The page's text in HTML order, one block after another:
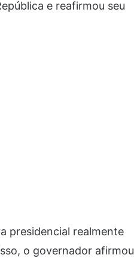
e reafirmou seu
presidencial realmente
o governador afirmou